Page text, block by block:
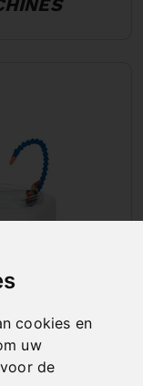
cookies en
uw
de